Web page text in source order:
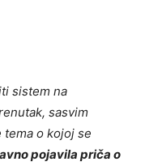
sistem na
sasvim
tema o kojoj se
pojavila priča o